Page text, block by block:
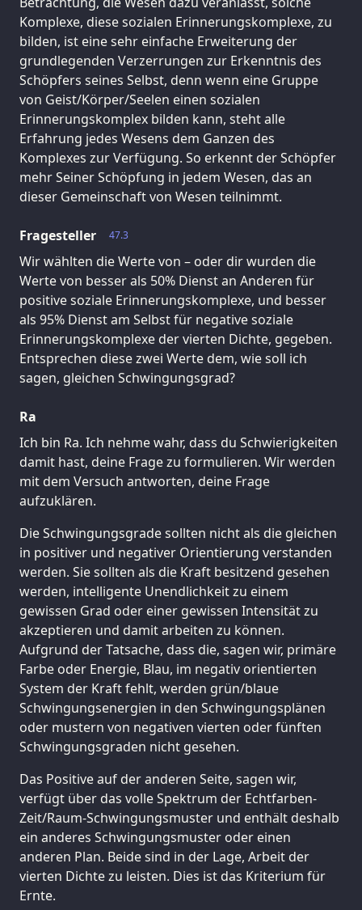
Komplexe, diese sozialen Erinnerungskomplexe, zu
bilden, ist eine sehr einfache Erweiterung der
grundlegenden Verzerrungen zur Erkenntnis des
Schöpfers seines Selbst, denn wenn eine Gruppe
von Geist/Körper/Seelen einen sozialen
Erinnerungskomplex bilden kann, steht alle
Erfahrung jedes Wesens dem Ganzen des
Komplexes zur Verfügung. So erkennt der Schöpfer
mehr Seiner Schöpfung in jedem Wesen, das an
dieser Gemeinschaft von Wesen teilnimmt.
47.3
Fragesteller
Wir wählten die Werte von – oder dir wurden die
Werte von besser als 50% Dienst an Anderen für
positive soziale Erinnerungskomplexe, und besser
als 95% Dienst am Selbst für negative soziale
Erinnerungskomplexe der vierten Dichte, gegeben.
Entsprechen diese zwei Werte dem, wie soll ich
sagen, gleichen Schwingungsgrad?
Ra
Ich bin Ra. Ich nehme wahr, dass du Schwierigkeiten
damit hast, deine Frage zu formulieren. Wir werden
mit dem Versuch antworten, deine Frage
aufzuklären.
Die Schwingungsgrade sollten nicht als die gleichen
in positiver und negativer Orientierung verstanden
werden. Sie sollten als die Kraft besitzend gesehen
werden, intelligente Unendlichkeit zu einem
gewissen Grad oder einer gewissen Intensität zu
akzeptieren und damit arbeiten zu können.
Aufgrund der Tatsache, dass die, sagen wir, primäre
Farbe oder Energie, Blau, im negativ orientierten
System der Kraft fehlt, werden grün/blaue
Schwingungsenergien in den Schwingungsplänen
oder mustern von negativen vierten oder fünften
Schwingungsgraden nicht gesehen.
Das Positive auf der anderen Seite, sagen wir,
verfügt über das volle Spektrum der Echtfarben-
Zeit/Raum-Schwingungsmuster und enthält deshalb
ein anderes Schwingungsmuster oder einen
anderen Plan. Beide sind in der Lage, Arbeit der
vierten Dichte zu leisten. Dies ist das Kriterium für
Ernte.